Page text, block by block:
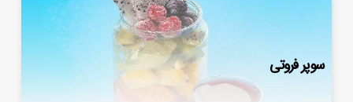
سوپر فروتی